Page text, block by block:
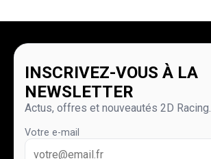
INSCRIVEZ-VOUS À LA
NEWSLETTER
Actus, offres et nouveautés 2D Racing.
Votre e-mail